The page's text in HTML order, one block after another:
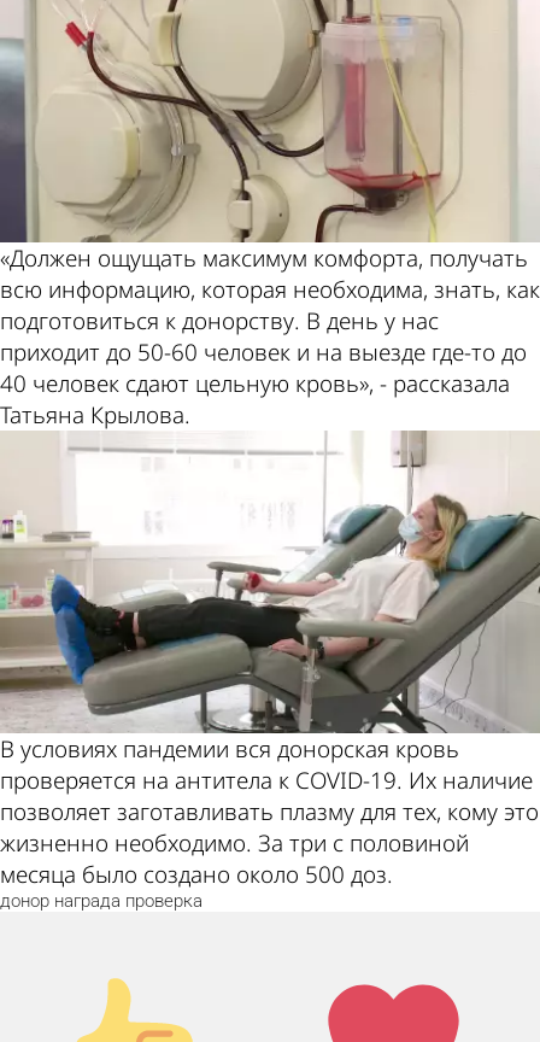
«Должен ощущать максимум комфорта, получать
всю информацию, которая необходима, знать, как
подготовиться к донорству. В день у нас
приходит до 50-60 человек и на выезде где-то до
40 человек сдают цельную кровь», - рассказала
Татьяна Крылова.
В условиях пандемии вся донорская кровь
проверяется на антитела к COVID-19. Их наличие
позволяет заготавливать плазму для тех, кому это
жизненно необходимо. За три с половиной
месяца было создано около 500 доз.
донор награда проверка
Палец
вверх!
Лайк!